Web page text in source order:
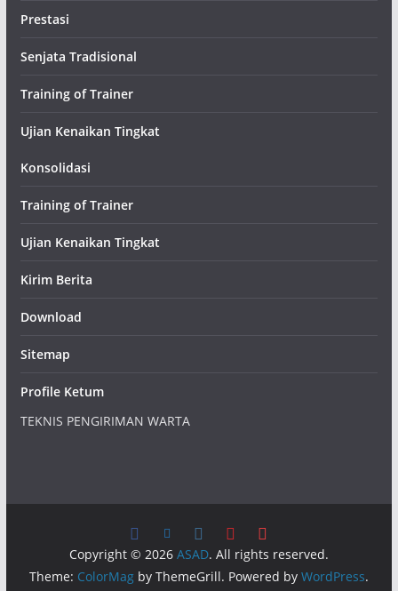
Prestasi
Senjata Tradisional
Training of Trainer
Ujian Kenaikan Tingkat
Konsolidasi
Training of Trainer
Ujian Kenaikan Tingkat
Kirim Berita
Download
Sitemap
Profile Ketum
TEKNIS PENGIRIMAN WARTA
Copyright © 2026 ASAD. All rights reserved.
Theme: ColorMagby ThemeGrill. Powered by WordPress.